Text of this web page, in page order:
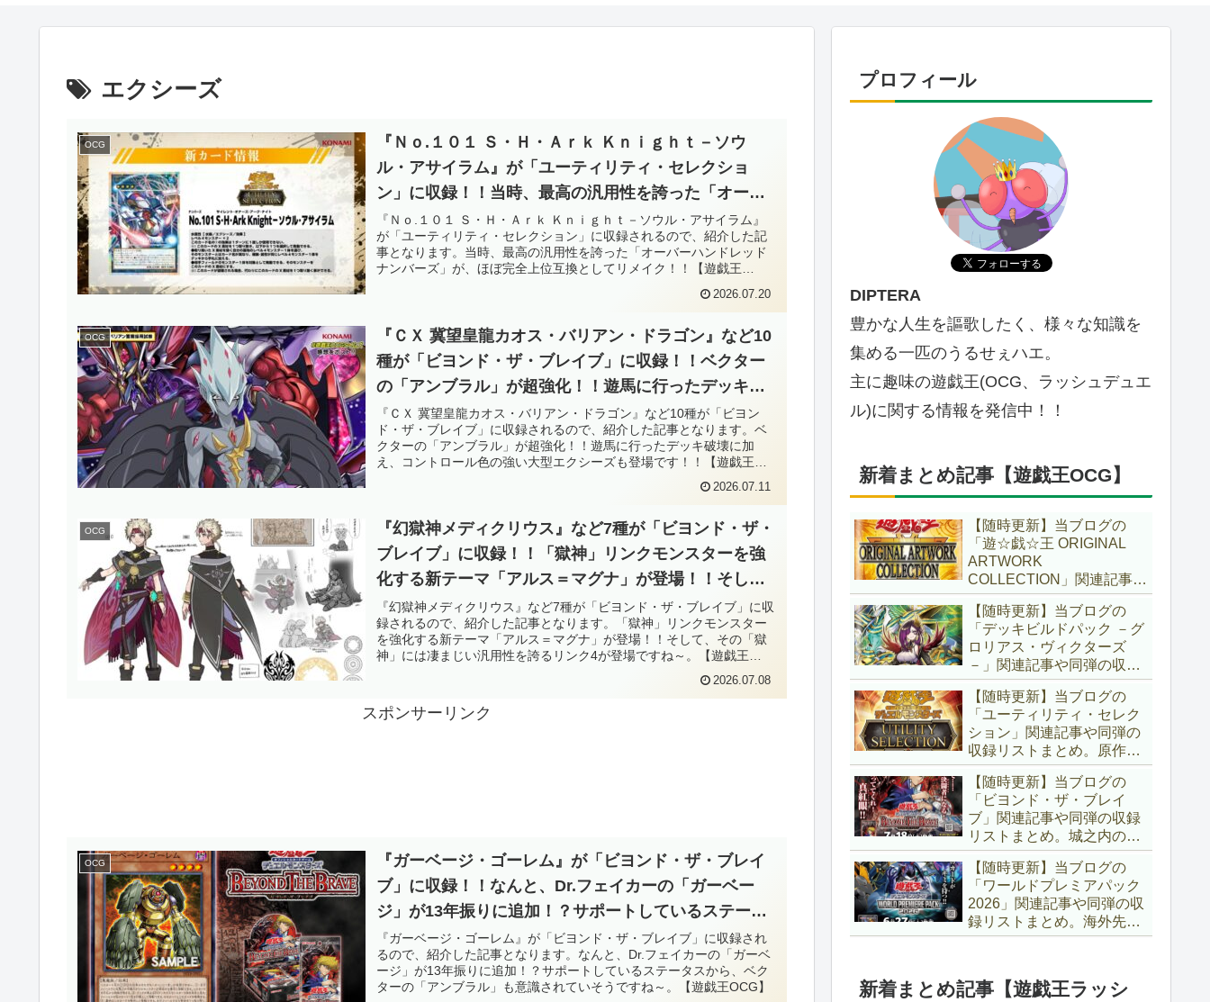
エクシーズ
OCG
『Ｎｏ.１０１ Ｓ・Ｈ・Ａｒｋ Ｋｎｉｇｈｔ－ソウ
ル・アサイラム』が「ユーティリティ・セレクショ
ン」に収録！！当時、最高の汎用性を誇った「オーバ
ーハンドレッドナンバーズ」が、ほぼ完全上位互換と
してリメイク！！【遊戯王OCG】
『Ｎｏ.１０１ Ｓ・Ｈ・Ａｒｋ Ｋｎｉｇｈｔ－ソウル・アサイラム』
が「ユーティリティ・セレクション」に収録されるので、紹介した記
事となります。当時、最高の汎用性を誇った「オーバーハンドレッド
ナンバーズ」が、ほぼ完全上位互換としてリメイク！！【遊戯王
2026.07.20
OCG
『ＣＸ 冀望皇龍カオス・バリアン・ドラゴン』など10
種が「ビヨンド・ザ・ブレイブ」に収録！！ベクター
の「アンブラル」が超強化！！遊馬に行ったデッキ破
壊に加え、コントロール色の強い大型エクシーズも登
場です！！【遊戯王OCG】
『ＣＸ 冀望皇龍カオス・バリアン・ドラゴン』など10種が「ビヨン
ド・ザ・ブレイブ」に収録されるので、紹介した記事となります。ベ
クターの「アンブラル」が超強化！！遊馬に行ったデッキ破壊に加
え、コントロール色の強い大型エクシーズも登場です！！【遊戯王
2026.07.11
OCG
『幻獄神メディクリウス』など7種が「ビヨンド・ザ・
ブレイブ」に収録！！「獄神」リンクモンスターを強
化する新テーマ「アルス＝マグナ」が登場！！そし
て、その「獄神」には凄まじい汎用性を誇るリンク4が
登場ですね～。【遊戯王OCG】
『幻獄神メディクリウス』など7種が「ビヨンド・ザ・ブレイブ」に収
録されるので、紹介した記事となります。「獄神」リンクモンスター
を強化する新テーマ「アルス＝マグナ」が登場！！そして、その「獄
神」には凄まじい汎用性を誇るリンク4が登場ですね～。【遊戯王
2026.07.08
スポンサーリンク
OCG
『ガーベージ・ゴーレム』が「ビヨンド・ザ・ブレイ
ブ」に収録！！なんと、Dr.フェイカーの「ガーベー
ジ」が13年振りに追加！？サポートしているステータ
スから、ベクターの「アンブラル」も意識されていそ
うですね～。【遊戯王OCG】
『ガーベージ・ゴーレム』が「ビヨンド・ザ・ブレイブ」に収録され
るので、紹介した記事となります。なんと、Dr.フェイカーの「ガーベ
ージ」が13年振りに追加！？サポートしているステータスから、ベク
ターの「アンブラル」も意識されていそうですね～。【遊戯王OCG】
プロフィール
DIPTERA
豊かな人生を謳歌したく、様々な知識を
集める一匹のうるせぇハエ。
主に趣味の遊戯王(OCG、ラッシュデュエ
ル)に関する情報を発信中！！
新着まとめ記事【遊戯王OCG】
【随時更新】当ブログの
「遊☆戯☆王 ORIGINAL
ARTWORK
COLLECTION」関連記事や
同弾の収録リストまとめ。
マンガスタイルとオーバー
フレームに焦点を当てた新
商品！！また、原作のモン
スターもリメイクされてい
ます！！【遊戯王OCG】
【随時更新】当ブログの
「デッキビルドパック －グ
ロリアス・ヴィクターズ
－」関連記事や同弾の収録
リストまとめ。効果を持た
ない古のモンスターを使役
する儀式テーマ「セネト」
に加え、「レイズ・ムー
ン」や「異解△」も登
場！！【遊戯王OCG】
【随時更新】当ブログの
「ユーティリティ・セレク
ション」関連記事や同弾の
収録リストまとめ。原作の
名シーンや懐かしの人気モ
ンスターをイメージした新
規カードが多数登場！！ま
た、「ドミナス」などの豪
華再録にも注目ですね～。
【遊戯王OCG】
【随時更新】当ブログの
「ビヨンド・ザ・ブレイ
ブ」関連記事や同弾の収録
リストまとめ。城之内のカ
ードたちが『時の黒魔術
師』関連となってリメイ
ク！！さらに、「Ｄ－ＨＥ
ＲＯ」の『幽獄の時計塔』
も待望のリメイクです！！
【随時更新】当ブログの
「ワールドプレミアパック
2026」関連記事や同弾の収
録リストまとめ。海外先行
カードが例年より早く来
ージした『リビングデッド
の呼び声』関連に注目が集
新着まとめ記事【遊戯王ラッシ